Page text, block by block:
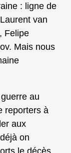
: ligne de
van
Felipe
Mais nous
au
reporters à
aux
on
le décès